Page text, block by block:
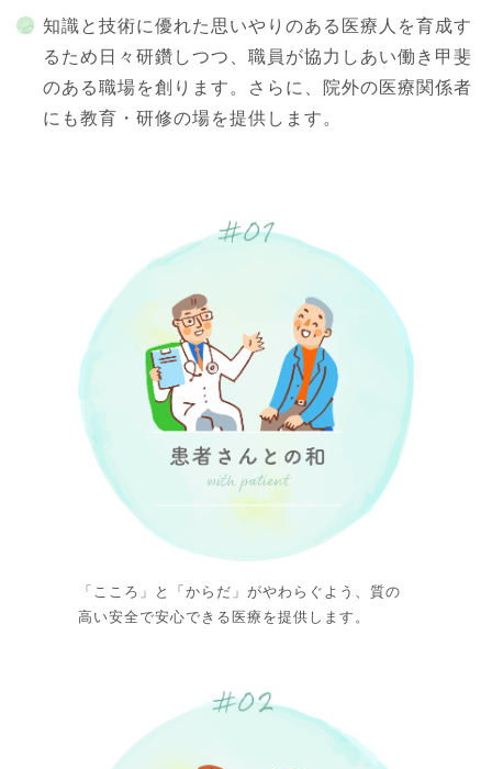
知識と技術に優れた思いやりのある医療人を育成す
るため日々研鑽しつつ、職員が協力しあい働き甲斐
のある職場を創ります。さらに、院外の医療関係者
にも教育・研修の場を提供します。
「こころ」と「からだ」がやわらぐよう、質の
高い安全で安心できる医療を提供します。